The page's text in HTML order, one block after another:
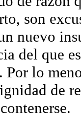
son
nuevo
del que
Por lo
de